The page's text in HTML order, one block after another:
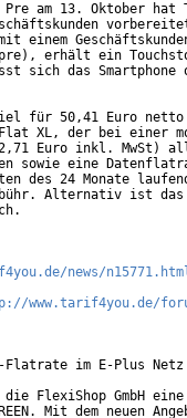
Pre am 13. Oktober hat
einem
erhält ein
sich das Smartphone
für 50,41 Euro
XL, der bei einer
Euro inkl. MwSt)
sowie eine
des 24 Monate
Alternativ ist das
news/
www.tarif4you.de/
Flatrate im E-Plus Netz
FlexiShop GmbH
Mit dem neuen